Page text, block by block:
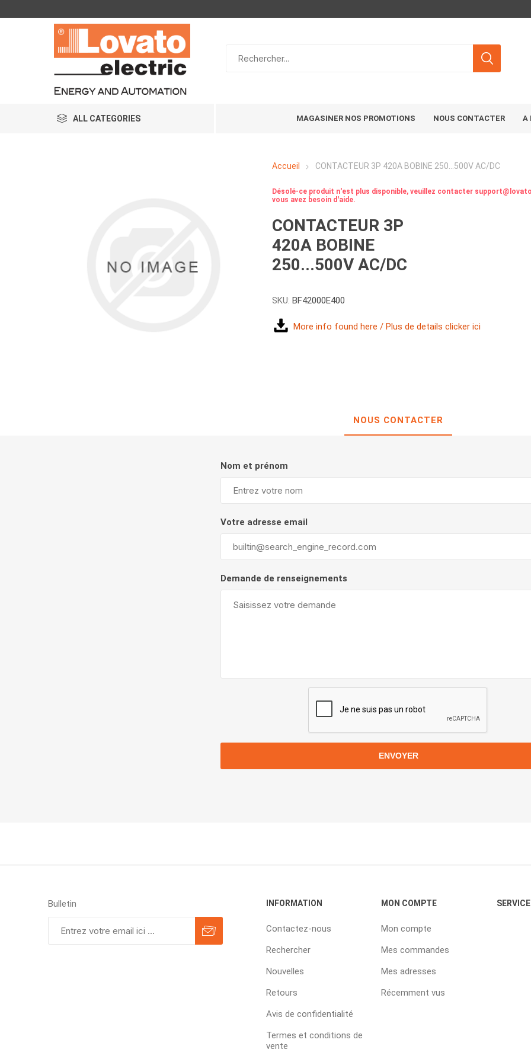
ALL CATEGORIES MAGASINER NOS PROMOTIONS NOUS CONTACTER A
Accueil CONTACTEUR 3P 420A BOBINE 250...500V AC/DC
Désolé-ce produit n'est plus disponible, veuillez contacter
vous avez besoin d'aide.
CONTACTEUR 3P
420A BOBINE
250...500V AC/DC
SKU: BF42000E400
More info found here / Plus de details clicker ici
NOUS CONTACTER
Nom et prénom
Votre adresse email
Demande de renseignements
ENVOYER
Bulletin INFORMATION
Contactez-nous
Rechercher
Nouvelles
Retours
Avis de confidentialité
Termes et conditions de
vente
MON COMPTE
Mon compte
Mes commandes
Mes adresses
Récemment vus